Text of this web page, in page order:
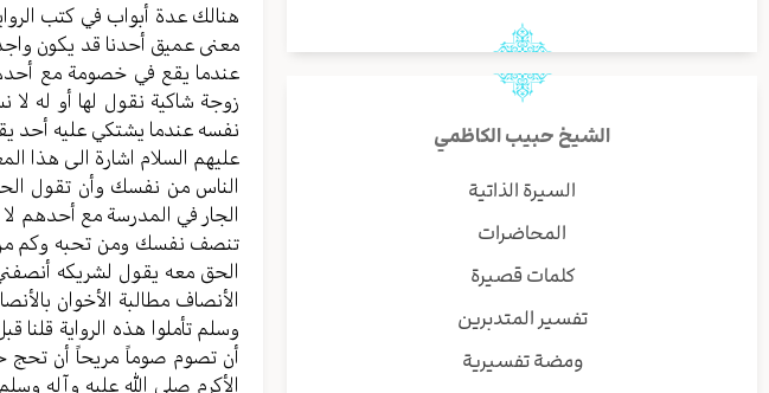
الشيخ حبيب الكاظمي
السيرة الذاتية
المحاضرات
كلمات قصيرة
تفسير المتدبرين
ومضة تفسيرية
هنالك عدة أبواب في كتب
معنى عميق أحدنا قد يكون
عندما يقع في خصومة مع
زوجة شاكية نقول لها أو له
نفسه عندما يشتكي عليه أحد
عليهم السلام اشارة الى هذا
الناس من نفسك وأن تقول
الجار في المدرسة مع أحدهم
تنصف نفسك ومن تحبه وكم من
الحق معه يقول لشريكه
الأنصاف مطالبة الأخوان
وسلم تأملوا هذه الرواية
أن تصوم صوماً مريحاً أن تحج
الأكرم صلى الله عليه وآله